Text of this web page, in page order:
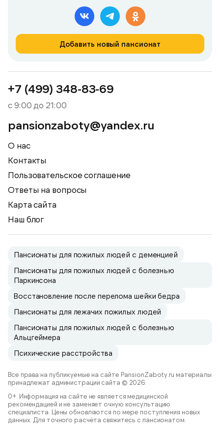
Добавить новый пансионат
+7 (499) 348-83-69
с 9:00 до 21:00
pansionzaboty@yandex.ru
О нас
Контакты
Пользовательское соглашение
Ответы на вопросы
Карта сайта
Наш блог
Пансионаты для пожилых людей с деменцией
Пансионаты для пожилых людей с болезнью
Паркинсона
Восстановление после перелома шейки бедра
Пансионаты для лежачих пожилых людей
Пансионаты для пожилых людей с болезнью
Альцгеймера
Психические расстройства
Все права на публикуемые на сайте PansionZaboty.ru материалы
принадлежат администрации сайта © 2026.
0+. Информация на сайте не является медицинской
рекомендацией и не заменяет очную консультацию
специалиста. Цены обновляются по мере поступления новых
данных. Для точного расчёта свяжитесь с пансионатом.